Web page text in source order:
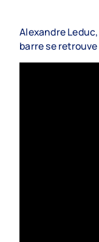
Foire aux
Alexandre
barre se